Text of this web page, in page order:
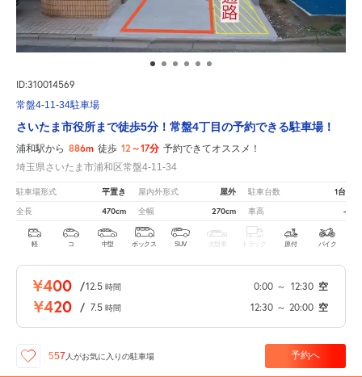
ID:310014569
常盤4-11-34駐車場
さいたま市役所まで徒歩5分！常盤4丁目の予約できる駐車場！
浦和駅から 886m 徒歩 12～17分 予約できてオススメ！
埼玉県さいたま市浦和区常盤4-11-34
駐車場形式 平置き 屋内外形式 屋外 駐車台数 1台
全長 470cm 全幅 270cm 車高 -
軽 コ 中型 ボックス SUV 大型車 トラック 原付 バイク
¥400 /12.5 時間 0:00 ～ 12:30 空
¥420 / 7.5 時間 12:30 ～ 20:00 空
557 人がお気に入りの駐車場 予約へ